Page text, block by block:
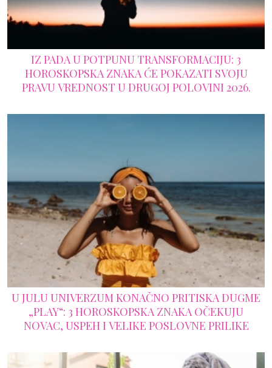
IZ PADA U POTPUNU TRANSFORMACIJU: 3
HOROSKOPSKA ZNAKA ĆE POKAZATI SVOJU
PRAVU VREDNOST U DRUGOJ POLOVINI 2026.
U JULU UNIVERZUM KONAČNO PRITISKA DUGME
„PLAY“: 3 HOROSKOPSKA ZNAKA OČEKUJU
NOVAC, USPEH I VELIKE POSLOVNE PRILIKE